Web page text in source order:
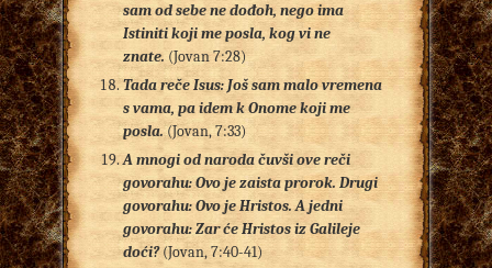
sam od sebe ne dođoh, nego ima
Istiniti koji me posla, kog vi ne
znate. (Jovan 7:28)
Tada reče Isus: Još sam malo vremena
s vama, pa idem k Onome koji me
posla.(Jovan, 7:33)
A mnogi od naroda čuvši ove reči
govorahu: Ovo je zaista prorok. Drugi
govorahu: Ovo je Hristos. A jedni
govorahu: Zar će Hristos iz Galileje
doći?(Jovan, 7:40-41)